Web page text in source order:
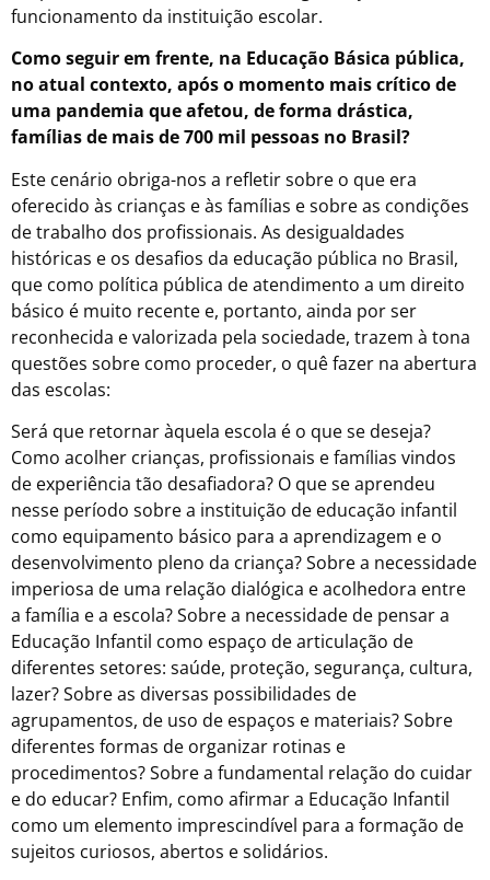
funcionamento da instituição escolar.
Como seguir em frente, na Educação Básica pública,
no atual contexto, após o momento mais crítico de
uma pandemia que afetou, de forma drástica,
famílias de mais de 700 mil pessoas no Brasil?
Este cenário obriga-nos a refletir sobre o que era
oferecido às crianças e às famílias e sobre as condições
de trabalho dos profissionais. As desigualdades
históricas e os desafios da educação pública no Brasil,
que como política pública de atendimento a um direito
básico é muito recente e, portanto, ainda por ser
reconhecida e valorizada pela sociedade, trazem à tona
questões sobre como proceder, o quê fazer na abertura
das escolas:
Será que retornar àquela escola é o que se deseja?
Como acolher crianças, profissionais e famílias vindos
de experiência tão desafiadora? O que se aprendeu
nesse período sobre a instituição de educação infantil
como equipamento básico para a aprendizagem e o
desenvolvimento pleno da criança? Sobre a necessidade
imperiosa de uma relação dialógica e acolhedora entre
a família e a escola? Sobre a necessidade de pensar a
Educação Infantil como espaço de articulação de
diferentes setores: saúde, proteção, segurança, cultura,
lazer? Sobre as diversas possibilidades de
agrupamentos, de uso de espaços e materiais? Sobre
diferentes formas de organizar rotinas e
procedimentos? Sobre a fundamental relação do cuidar
e do educar? Enfim, como afirmar a Educação Infantil
como um elemento imprescindível para a formação de
sujeitos curiosos, abertos e solidários.